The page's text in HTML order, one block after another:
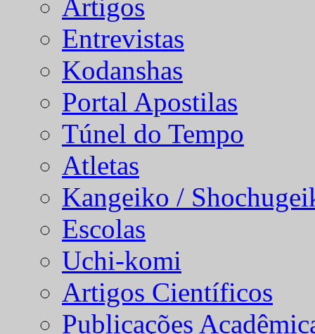
Artigos
Entrevistas
Kodanshas
Portal Apostilas
Túnel do Tempo
Atletas
Kangeiko /
Escolas
Uchi-komi
Artigos Científicos
Publicações